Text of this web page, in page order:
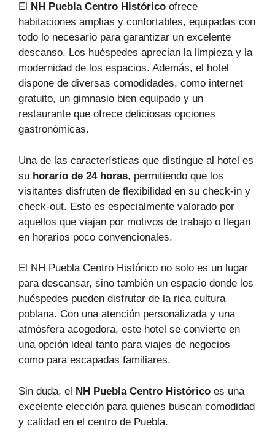
El NH Puebla Centro Histórico ofrece
habitaciones amplias y confortables, equipadas con
todo lo necesario para garantizar un excelente
descanso. Los huéspedes aprecian la limpieza y la
modernidad de los espacios. Además, el hotel
dispone de diversas comodidades, como internet
gratuito, un gimnasio bien equipado y un
restaurante que ofrece deliciosas opciones
gastronómicas.
Una de las características que distingue al hotel es
su horario de 24 horas, permitiendo que los
visitantes disfruten de flexibilidad en su check-in y
check-out. Esto es especialmente valorado por
aquellos que viajan por motivos de trabajo o llegan
en horarios poco convencionales.
El NH Puebla Centro Histórico no solo es un lugar
para descansar, sino también un espacio donde los
huéspedes pueden disfrutar de la rica cultura
poblana. Con una atención personalizada y una
atmósfera acogedora, este hotel se convierte en
una opción ideal tanto para viajes de negocios
como para escapadas familiares.
Sin duda, el NH Puebla Centro Histórico es una
excelente elección para quienes buscan comodidad
y calidad en el centro de Puebla.